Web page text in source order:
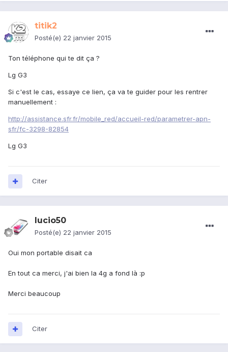
titik2
Posté(e) 22 janvier 2015
Ton téléphone qui te dit ça ?
Lg G3
Si c'est le cas, essaye ce lien, ça va te guider pour les rentrer
manuellement :
http://assistance.sfr.fr/mobile_red/accueil-red/parametrer-apn-
sfr/fc-3298-82854
Lg G3
Citer
lucio50
Posté(e) 22 janvier 2015
Oui mon portable disait ca
En tout ca merci, j'ai bien la 4g a fond là :p
Merci beaucoup
Citer